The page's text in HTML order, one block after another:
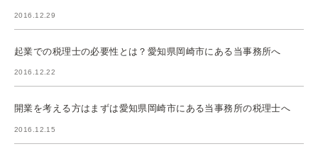
2016.12.29
起業での税理士の必要性とは？愛知県岡崎市にある当事務所へ
2016.12.22
開業を考える方はまずは愛知県岡崎市にある当事務所の税理士へ
2016.12.15